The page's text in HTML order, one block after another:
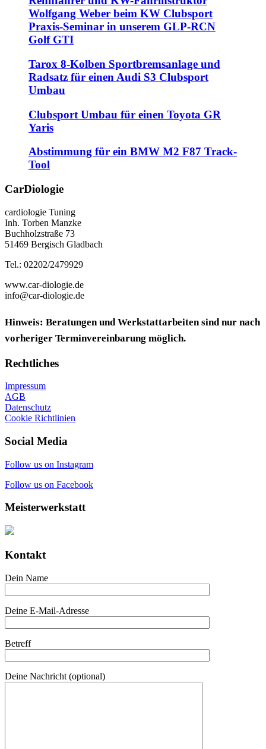
Wolfgang Weber beim KW Clubsport
Praxis-Seminar in unserem GLP-RCN
Golf GTI
Tarox 8-Kolben Sportbremsanlage und
Radsatz für einen Audi S3 Clubsport
Umbau
Clubsport Umbau für einen Toyota GR
Yaris
Abstimmung für ein BMW M2 F87 Track-
Tool
CarDiologie
cardiologie Tuning
Inh. Torben Manzke
Buchholzstraße 73
51469 Bergisch Gladbach
Tel.: 02202/2479929
www.car-diologie.de
info@car-diologie.de
Hinweis: Beratungen und Werkstattarbeiten sind nur nach
vorheriger Terminvereinbarung möglich.
Rechtliches
Impressum
AGB
Datenschutz
Cookie Richtlinien
Social Media
Follow us on Instagram
Follow us on Facebook
Meisterwerkstatt
Kontakt
Dein Name
Deine E-Mail-Adresse
Betreff
Deine Nachricht (optional)